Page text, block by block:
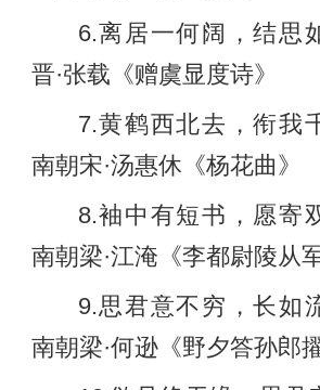
6.离居一何阔，结
晋·张载《赠虞显度诗》
7.黄鹤西北去，衔
南朝宋·汤惠休《杨花曲》
8.袖中有短书，愿
南朝梁·江淹《李都尉陵从军
9.思君意不穷，长
南朝梁·何逊《野夕答孙郎